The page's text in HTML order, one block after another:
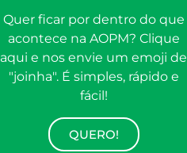
Quer ficar por dentro do que
acontece na AOPM? Clique
aqui e nos envie um emoji de
"joinha". É simples, rápido e
fácil!
QUERO!